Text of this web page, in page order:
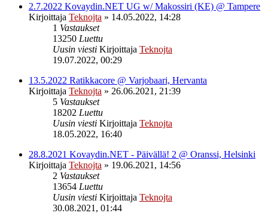
2.7.2022 Kovaydin.NET UG w/ Makossiri (KE) @ Tampere
Kirjoittaja Teknojta » 14.05.2022, 14:28
1 Vastaukset
13250 Luettu
Uusin viesti Kirjoittaja Teknojta
19.07.2022, 00:29
13.5.2022 Ratikkacore @ Varjobaari, Hervanta
Kirjoittaja Teknojta » 26.06.2021, 21:39
5 Vastaukset
18202 Luettu
Uusin viesti Kirjoittaja Teknojta
18.05.2022, 16:40
28.8.2021 Kovaydin.NET - Päivällä! 2 @ Oranssi, Helsinki
Kirjoittaja Teknojta » 19.06.2021, 14:56
2 Vastaukset
13654 Luettu
Uusin viesti Kirjoittaja Teknojta
30.08.2021, 01:44